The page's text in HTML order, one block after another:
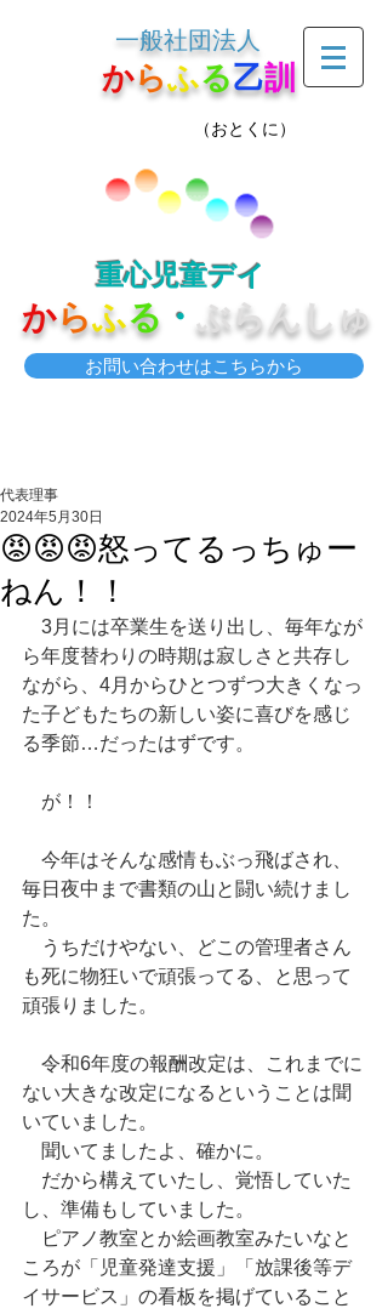
一般社団法人
からふる乙訓
（おとくに）
重心児童デイ
からふる ・ ぶらんしゅ
お問い合わせはこちらから
😡😡😡怒ってるっちゅー
ねん！！
代表理事
2024年5月30日
3月には卒業生を送り出し、毎年なが
ら年度替わりの時期は寂しさと共存し
ながら、4月からひとつずつ大きくなっ
た子どもたちの新しい姿に喜びを感じ
る季節…だったはずです。
が！！
今年はそんな感情もぶっ飛ばされ、
毎日夜中まで書類の山と闘い続けまし
た。
うちだけやない、どこの管理者さん
も死に物狂いで頑張ってる、と思って
頑張りました。
令和6年度の報酬改定は、これまでに
ない大きな改定になるということは聞
いていました。
聞いてましたよ、確かに。
だから構えていたし、覚悟していた
し、準備もしていました。
ピアノ教室とか絵画教室みたいなと
ころが「児童発達支援」「放課後等デ
イサービス」の看板を掲げていること